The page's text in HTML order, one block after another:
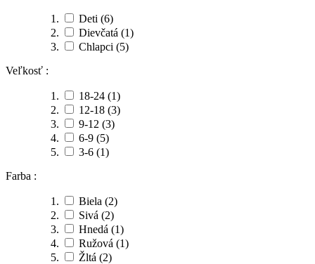
Deti (6)
Dievčatá (1)
Chlapci (5)
Veľkosť :
18-24 (1)
12-18 (3)
9-12 (3)
6-9 (5)
3-6 (1)
Farba :
Biela (2)
Sivá (2)
Hnedá (1)
Ružová (1)
Žltá (2)